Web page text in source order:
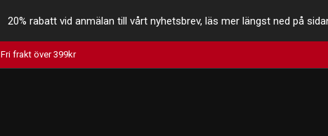
20% rabatt vid anmälan till vårt nyhetsbrev, läs mer längst ned på
Fri frakt över 399kr